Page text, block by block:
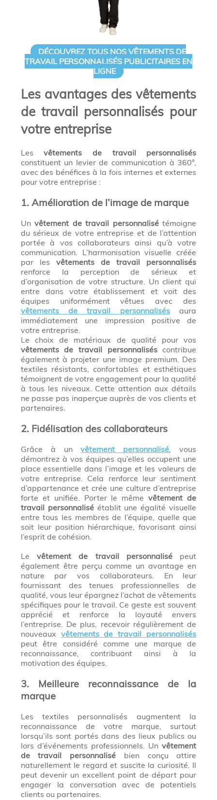
DÉCOUVREZ TOUS NOS VÊTEMENTS DE
TRAVAIL PERSONNALISÉS PUBLICITAIRES EN
LIGNE
Les avantages des vêtements
de travail personnalisés pour
votre entreprise
Lesvêtements de travail personnalisés
constituent un levier de communication à 360°,
avec des bénéfices à la fois internes et externes
pour votre entreprise :
1. Amélioration de l’image de marque
Unvêtement de travail personnalisétémoigne
du sérieux de votre entreprise et de l’attention
portée à vos collaborateurs ainsi qu’à votre
communication. L’harmonisation visuelle créée
par les vêtements de travail personnalisés
renforce la perception de sérieux et
d’organisation de votre structure. Un client qui
entre dans votre établissement et voit des
équipes uniformément vêtues avec des
vêtements de travail personnalisésaura
immédiatement une impression positive de
votre entreprise.
Le choix de matériaux de qualité pour vos
vêtements de travail personnaliséscontribue
également à projeter une image premium. Des
textiles résistants, confortables et esthétiques
témoignent de votre engagement pour la qualité
à tous les niveaux. Cette attention aux détails
ne passe pas inaperçue auprès de vos clients et
partenaires.
2. Fidélisation des collaborateurs
Grâce à unvêtement personnalisé, vous
démontrez à vos équipes qu’elles occupent une
place essentielle dans l’image et les valeurs de
votre entreprise. Cela renforce leur sentiment
d’appartenance et crée une culture d’entreprise
forte et unifiée. Porter le mêmevêtement de
travail personnaliséétablit une égalité visuelle
entre tous les membres de l’équipe, quelle que
soit leur position hiérarchique, favorisant ainsi
l’esprit de cohésion.
Le vêtement de travail personnalisé peut
également être perçu comme un avantage en
nature par vos collaborateurs. En leur
fournissant des tenues professionnelles de
qualité, vous leur épargnez l’achat de vêtements
spécifiques pour le travail. Ce geste est souvent
apprécié et renforce la loyauté envers
l’entreprise. De plus, recevoir régulièrement de
nouveaux vêtements de travail personnalisés
peut être considéré comme une marque de
reconnaissance, contribuant ainsi à la
motivation des équipes.
3. Meilleure reconnaissance de la
marque
Les textiles personnalisés augmentent la
reconnaissance de votre marque, surtout
lorsqu’ils sont portés dans des lieux publics ou
lors d’événements professionnels. Unvêtement
de travail personnalisé bien conçu attire
naturellement le regard et suscite la curiosité. Il
peut devenir un excellent point de départ pour
engager la conversation avec de potentiels
clients ou partenaires.